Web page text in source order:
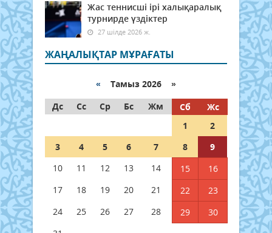
Жас теннисші ірі халықаралық
турнирде үздіктер
27 шілде 2026 ж.
ЖАҢАЛЫҚТАР МҰРАҒАТЫ
« Тамыз 2026 »
Дс
Сс Ср Бс Жм Сб
Жс
1
2
3
4 5 6 7 8
9
10
11 12 13 14 15
16
17
18 19 20 21 22
23
24
25 26 27 28 29
30